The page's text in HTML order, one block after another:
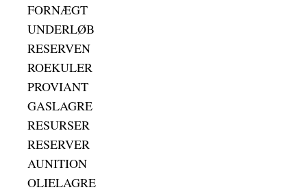
FORNÆGT
UNDERLØB
RESERVEN
ROEKULER
PROVIANT
GASLAGRE
RESURSER
RESERVER
AUNITION
OLIELAGRE